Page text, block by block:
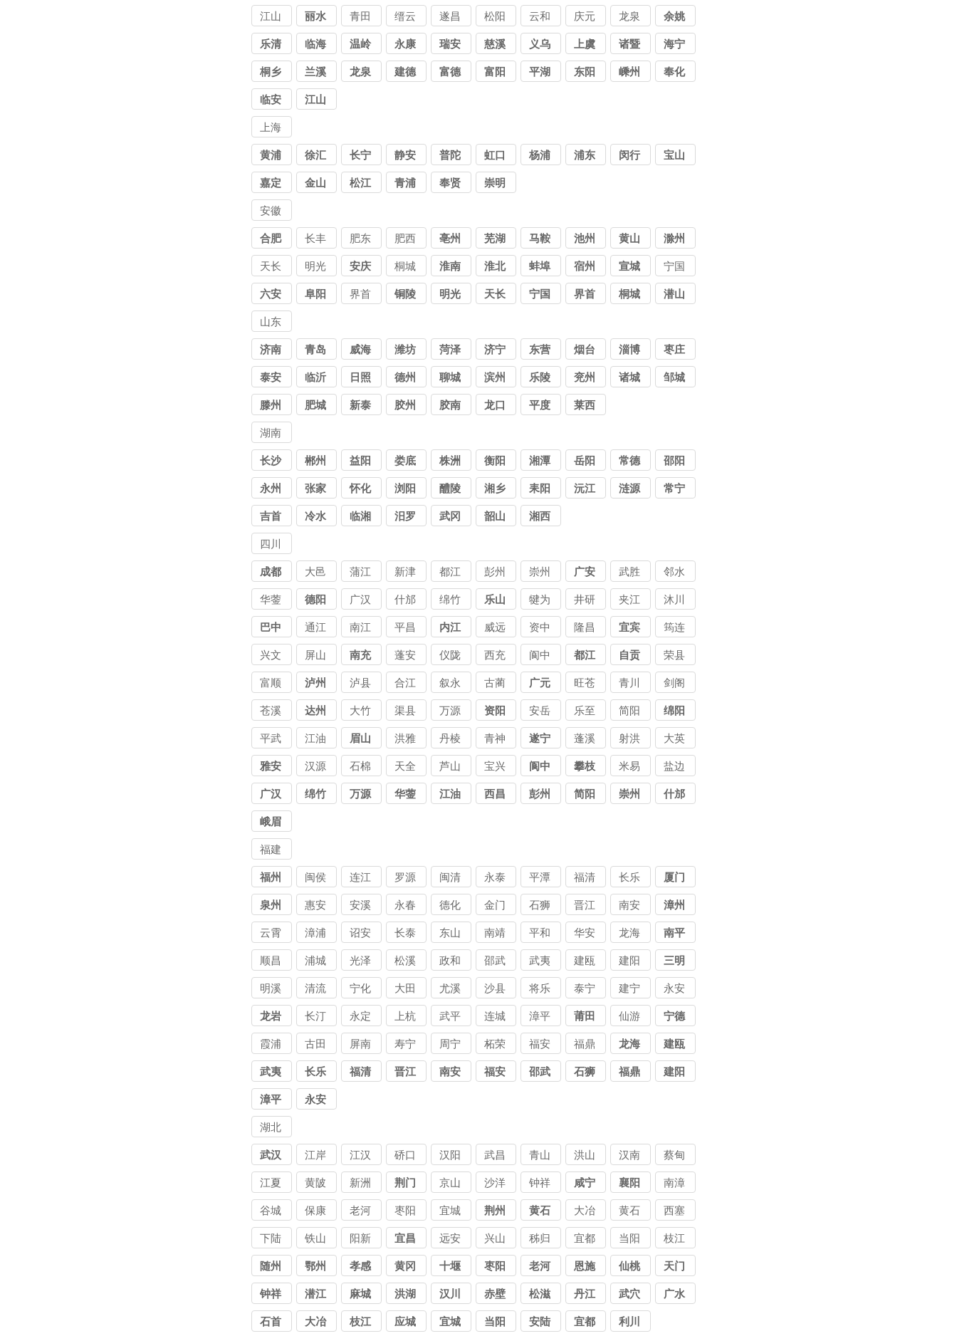
江山 丽水 青田 缙云 遂昌 松阳 云和 庆元 龙泉 余姚
乐清 临海 温岭 永康 瑞安 慈溪 义乌 上虞 诸暨 海宁
桐乡 兰溪 龙泉 建德 富德 富阳 平湖 东阳 嵊州 奉化
临安 江山
上海
讨债
公司
黄浦 徐汇 长宁 静安 普陀 虹口 杨浦 浦东 闵行 宝山
嘉定 金山 松江 青浦 奉贤 崇明
安徽
讨债
公司
合肥 长丰 肥东 肥西 亳州 芜湖
马鞍
山
池州 黄山 滁州
天长 明光 安庆 桐城 淮南 淮北 蚌埠 宿州 宣城 宁国
六安 阜阳 界首 铜陵 明光 天长 宁国 界首 桐城 潜山
山东
讨债
公司
济南 青岛 威海 潍坊 菏泽 济宁 东营 烟台 淄博 枣庄
泰安 临沂 日照 德州 聊城 滨州 乐陵 兖州 诸城 邹城
滕州 肥城 新泰 胶州 胶南 龙口 平度 莱西
湖南
讨债
公司
长沙 郴州 益阳 娄底 株洲 衡阳 湘潭 岳阳 常德 邵阳
永州
张家
界
怀化 浏阳 醴陵 湘乡 耒阳 沅江 涟源 常宁
吉首
冷水
临湘 汨罗 武冈 韶山 湘西
四川
讨债
公司
成都 大邑 蒲江 新津
都江
堰
彭州 崇州 广安 武胜 邻水
华蓥 德阳 广汉 什邡 绵竹 乐山 犍为 井研 夹江 沐川
巴中 通江 南江 平昌 内江 威远 资中 隆昌 宜宾 筠连
兴文 屏山 南充 蓬安 仪陇 西充 阆中
都江
堰
自贡 荣县
富顺 泸州 泸县 合江 叙永 古蔺 广元 旺苍 青川 剑阁
苍溪 达州 大竹 渠县 万源 资阳 安岳 乐至 简阳 绵阳
平武 江油 眉山 洪雅 丹棱 青神 遂宁 蓬溪 射洪 大英
雅安 汉源 石棉 天全 芦山 宝兴 阆中
攀枝
花
米易 盐边
广汉 绵竹 万源 华蓥 江油 西昌 彭州 简阳 崇州 什邡
峨眉
山
福建
讨债
公司
福州 闽侯 连江 罗源 闽清 永泰 平潭 福清 长乐 厦门
泉州 惠安 安溪 永春 德化 金门 石狮 晋江 南安 漳州
云霄 漳浦 诏安 长泰 东山 南靖 平和 华安 龙海 南平
顺昌 浦城 光泽 松溪 政和 邵武
武夷
山
建瓯 建阳 三明
明溪 清流 宁化 大田 尤溪 沙县 将乐 泰宁 建宁 永安
龙岩 长汀 永定 上杭 武平 连城 漳平 莆田 仙游 宁德
霞浦 古田 屏南 寿宁 周宁 柘荣 福安 福鼎 龙海 建瓯
武夷
山
长乐 福清 晋江 南安 福安 邵武 石狮 福鼎 建阳
漳平 永安
湖北
讨债
公司
武汉 江岸 江汉 硚口 汉阳 武昌 青山 洪山 汉南 蔡甸
江夏 黄陂 新洲 荆门 京山 沙洋 钟祥 咸宁 襄阳 南漳
谷城 保康
老河
口
枣阳 宜城 荆州 黄石 大冶
黄石
港
西塞
山
下陆 铁山 阳新 宜昌 远安 兴山 秭归 宜都 当阳 枝江
随州 鄂州 孝感 黄冈 十堰 枣阳
老河
口
恩施 仙桃 天门
钟祥 潜江 麻城 洪湖 汉川 赤壁 松滋
丹江
口
武穴 广水
石首 大冶 枝江 应城 宜城 当阳 安陆 宜都 利川